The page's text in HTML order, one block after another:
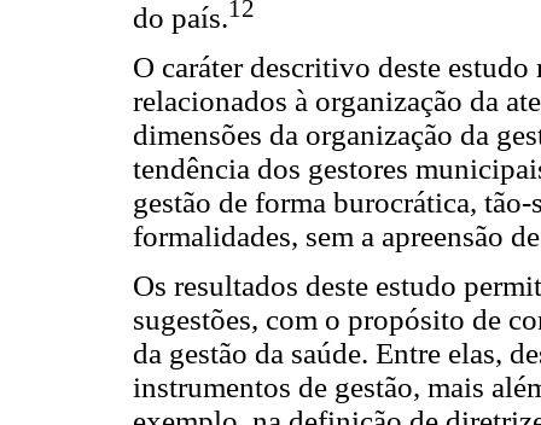
do país.12
O caráter descritivo deste
relacionados à organização da
dimensões da organização da
tendência dos gestores
gestão de forma burocrática,
formalidades, sem a apreensão
Os resultados deste estudo
sugestões, com o propósito de
da gestão da saúde. Entre elas,
instrumentos de gestão, mais